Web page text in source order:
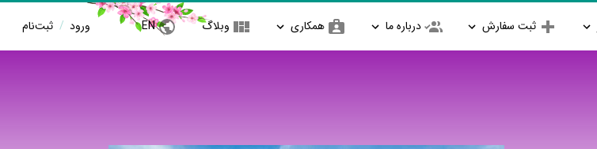
ثبت سفارش درباره ما همکاری وبلاگ EN ورود / ثبت‌نام